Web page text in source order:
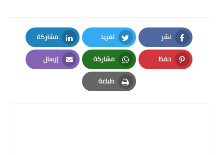
نشر
Facebook
تغريد
Twitter
مشاركة
LinkedIn
حفظ
Pinterest
مشاركة
Whatsapp
إرسال
Email
طباعة
Print